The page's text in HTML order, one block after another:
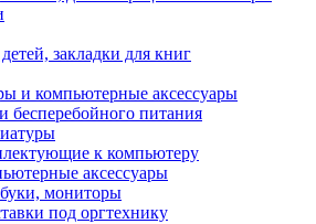
закладки для книг
и компьютерные аксессуары
бесперебойного питания
к компьютеру
аксессуары
мониторы
под оргтехнику